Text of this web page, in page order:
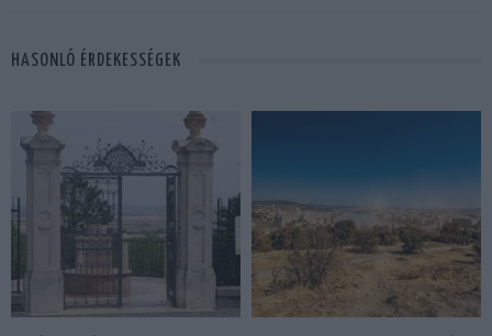
HASONLÓ ÉRDEKESSÉGEK